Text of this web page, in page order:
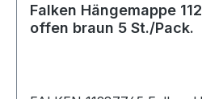
Falken Hängemappe
offen braun 5 St./Pack.